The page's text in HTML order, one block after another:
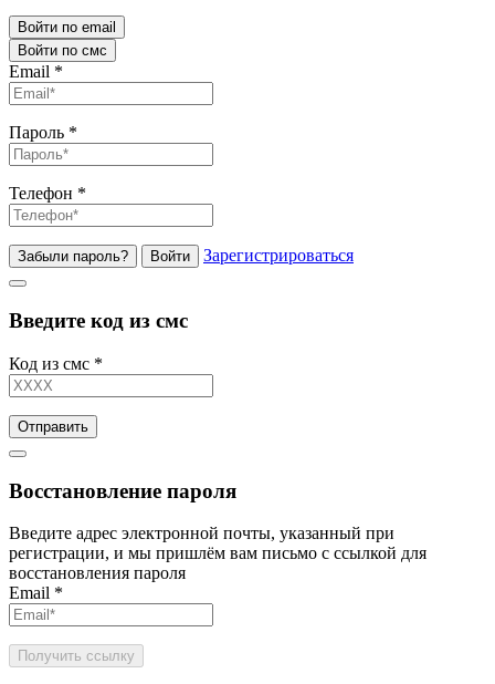
Войти по email
Войти по смс
Email *
Пароль *
Телефон *
Забыли пароль? Войти Зарегистрироваться
Введите код из смс
Код из смс *
Отправить
Восстановление пароля
Введите адрес электронной почты, указанный при
регистрации, и мы пришлём вам письмо с ссылкой для
восстановления пароля
Email *
Получить ссылку